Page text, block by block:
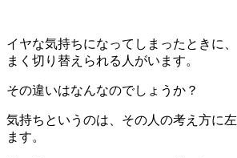
イヤな気持ちになってしまったときに
まく切り替えられる人がいます。
その違いはなんなのでしょうか？
気持ちというのは、その人の考え方に
ます。